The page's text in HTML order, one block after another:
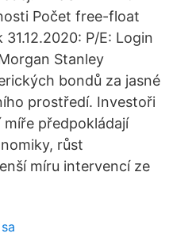
Počet free-float
P/E: Login
Stanley
bondů za jasné
prostředí. Investoři
předpokládají
růst
míru intervencí ze